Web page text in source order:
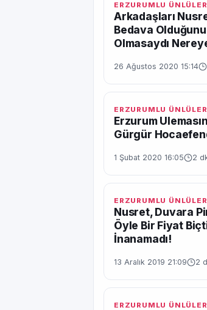
ERZURUMLU ÜNLÜLER
Arkadaşları
Bedava
Olmasaydı
26 Ağustos 2020 15:14
ERZURUMLU ÜNLÜLER
Erzurum
Gürgür
1 Şubat 2020 16:05 2
ERZURUMLU ÜNLÜLER
Nusret, Duvara
Öyle Bir Fiyat
İnanamadı!
13 Aralık 2019 21:09 2
ERZURUMLU ÜNLÜLER